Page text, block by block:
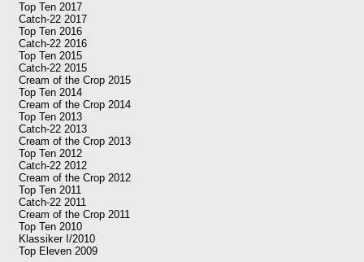
Top Ten 2017
Catch-22 2017
Top Ten 2016
Catch-22 2016
Top Ten 2015
Catch-22 2015
Cream of the Crop 2015
Top Ten 2014
Cream of the Crop 2014
Top Ten 2013
Catch-22 2013
Cream of the Crop 2013
Top Ten 2012
Catch-22 2012
Cream of the Crop 2012
Top Ten 2011
Catch-22 2011
Cream of the Crop 2011
Top Ten 2010
Klassiker I/2010
Top Eleven 2009